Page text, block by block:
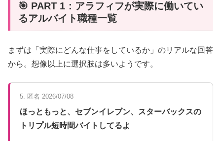
🎯 PART 1：アラフィフが実際に働いてい
るアルバイト職種一覧
まずは「実際にどんな仕事をしているか」のリアルな回答
から。想像以上に選択肢は多いようです。
5. 匿名 2026/07/08
ほっともっと、セブンイレブン、スターバックスの
トリプル短時間バイトしてるよ